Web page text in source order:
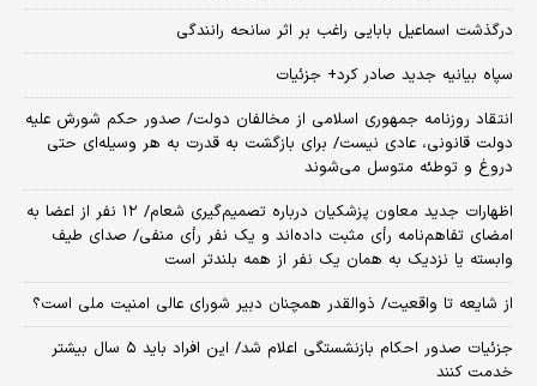
درگذشت اسماعیل بابایی راغب بر اثر سانحه رانندگی
سپاه بیانیه جدید صادر کرد+ جزئیات
انتقاد روزنامه جمهوری اسلامی از مخالفان دولت/ صدور حکم شورش علیه
دولت قانونی، عادی نیست/ برای بازگشت به قدرت به هر وسیله‌ای حتی
دروغ و توطئه متوسل می‌شوند
اظهارات جدید معاون پزشکیان درباره تصمیم‌گیری شعام/ ۱۲ نفر از اعضا به
امضای تفاهم‌نامه رأی مثبت داده‌اند و یک نفر رأی منفی/ صدای طیف
وابسته یا نزدیک به همان یک نفر از همه بلندتر است
از شایعه تا واقعیت/ ذوالقدر همچنان دبیر شورای ‌عالی امنیت ملی است؟
جزئیات صدور احکام بازنشستگی اعلام شد/ این افراد باید ۵ سال بیشتر
خدمت کنند